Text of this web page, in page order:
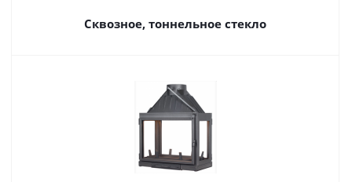
Сквозное, тоннельное стекло